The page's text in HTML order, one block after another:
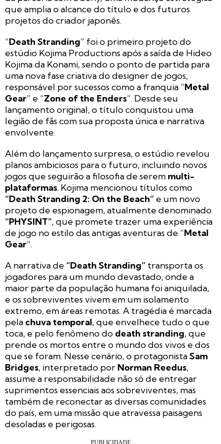
que amplia o alcance do título e dos futuros
projetos do criador japonês.
“Death Stranding” foi o primeiro projeto do
estúdio Kojima Productions após a saída de Hideo
Kojima da Konami, sendo o ponto de partida para
uma nova fase criativa do designer de jogos,
responsável por sucessos como a franquia “Metal
Gear” e “Zone of the Enders“. Desde seu
lançamento original, o título conquistou uma
legião de fãs com sua proposta única e narrativa
envolvente.
Além do lançamento surpresa, o estúdio revelou
planos ambiciosos para o futuro, incluindo novos
jogos que seguirão a filosofia de serem multi-
plataformas. Kojima mencionou títulos como
“Death Stranding 2: On the Beach” e um novo
projeto de espionagem, atualmente denominado
“PHYSINT”, que promete trazer uma experiência
de jogo no estilo das antigas aventuras de “Metal
Gear“.
A narrativa de “Death Stranding” transporta os
jogadores para um mundo devastado, onde a
maior parte da população humana foi aniquilada,
e os sobreviventes vivem em um isolamento
extremo, em áreas remotas. A tragédia é marcada
pela chuva temporal, que envelhece tudo o que
toca, e pelo fenômeno do death stranding, que
prende os mortos entre o mundo dos vivos e dos
que se foram. Nesse cenário, o protagonistaSam
Bridges, interpretado por Norman Reedus,
assume a responsabilidade não só de entregar
suprimentos essenciais aos sobreviventes, mas
também de reconectar as diversas comunidades
do país, em uma missão que atravessa paisagens
desoladas e perigosas.